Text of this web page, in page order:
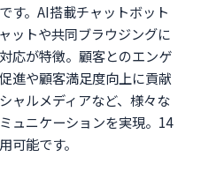
す。AI搭載チャットボット
ットや共同ブラウジングに
応が特徴。顧客とのエンゲ
進や顧客満足度向上に貢献
ャルメディアなど、様々な
ュニケーションを実現。14
可能です。